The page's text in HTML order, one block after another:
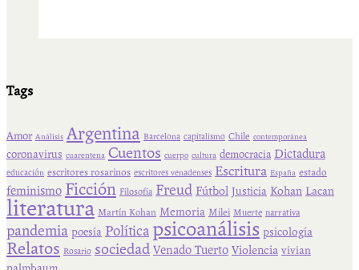
Tags
Amor Análisis Argentina Barcelona capitalismo Chile contemporánea
coronavirus cuarentena Cuentos cuerpo cultura democracia Dictadura
educación escritores rosarinos escritores venadenses Escritura España estado
feminismo Ficción Filosofía Freud Fútbol Justicia Kohan Lacan
literatura Martín Kohan Memoria Milei Muerte narrativa
pandemia poesía Política psicoanálisis psicología
Relatos Rosario sociedad Venado Tuerto Violencia vivian